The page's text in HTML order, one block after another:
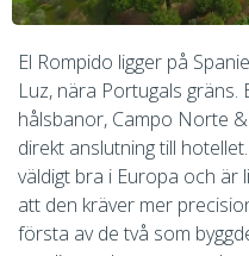
El Rompido ligger på
Luz, nära Portugals gräns.
hålsbanor, Campo Norte
direkt anslutning till
väldigt bra i Europa och är
att den kräver mer
första av de två som